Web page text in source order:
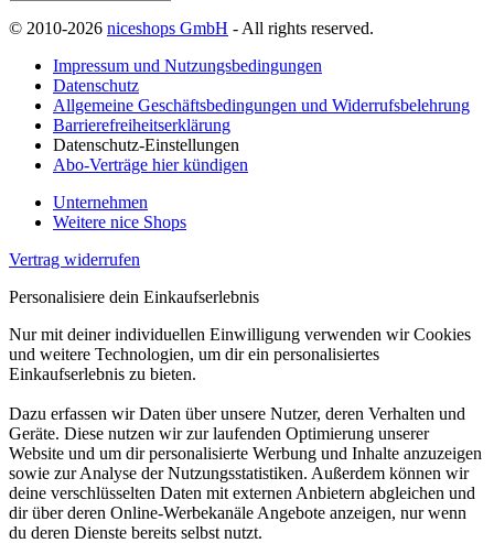
© 2010-2026 niceshops GmbH - All rights reserved.
Impressum und Nutzungsbedingungen
Datenschutz
Allgemeine Geschäftsbedingungen und Widerrufsbelehrung
Barrierefreiheitserklärung
Datenschutz-Einstellungen
Abo-Verträge hier kündigen
Unternehmen
Weitere nice Shops
Vertrag widerrufen
Personalisiere dein Einkaufserlebnis
Nur mit deiner individuellen Einwilligung verwenden wir Cookies
und weitere Technologien, um dir ein personalisiertes
Einkaufserlebnis zu bieten.
Dazu erfassen wir Daten über unsere Nutzer, deren Verhalten und
Geräte. Diese nutzen wir zur laufenden Optimierung unserer
Website und um dir personalisierte Werbung und Inhalte anzuzeigen
sowie zur Analyse der Nutzungsstatistiken. Außerdem können wir
deine verschlüsselten Daten mit externen Anbietern abgleichen und
dir über deren Online-Werbekanäle Angebote anzeigen, nur wenn
du deren Dienste bereits selbst nutzt.